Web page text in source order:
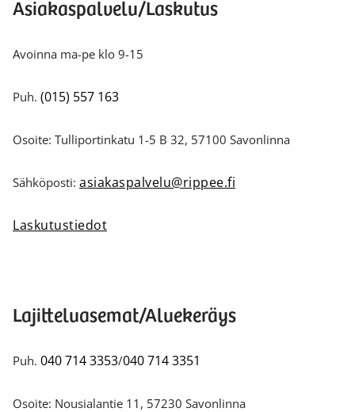
Asiakaspalvelu/Laskutus
Avoinna ma-pe klo 9-15
Puh. (015) 557 163
Osoite: Tulliportinkatu 1-5 B 32, 57100 Savonlinna
Sähköposti: asiakaspalvelu@rippee.fi
Laskutustiedot
Lajitteluasemat/Aluekeräys
Puh. 040 714 3353/040 714 3351
Osoite: Nousialantie 11, 57230 Savonlinna